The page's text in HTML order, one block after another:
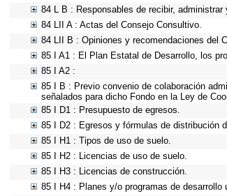
84 L B : Responsables de recibir, administrar
84 LII A : Actas del Consejo Consultivo.
84 LII B : Opiniones y recomendaciones del
85 I A1 : El Plan Estatal de Desarrollo, los
85 I A2 :
85 I B : Previo convenio de colaboración
señalados para dicho Fondo en la Ley de
85 I D1 : Presupuesto de egresos.
85 I D2 : Egresos y fórmulas de distribución
85 I H1 : Tipos de uso de suelo.
85 I H2 : Licencias de uso de suelo.
85 I H3 : Licencias de construcción.
85 I H4 : Planes y/o programas de desarrollo